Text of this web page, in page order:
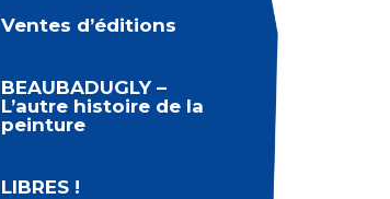
Ventes d’éditions
BEAUBADUGLY –
L’autre histoire de la
peinture
LIBRES !